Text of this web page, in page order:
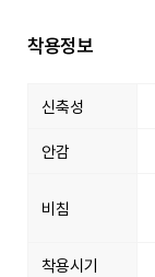
착용정보
신축성
안감
비침
착용시기